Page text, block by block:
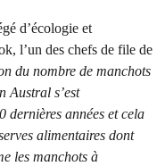
d’écologie et
l’un des chefs de file de
du nombre de manchots
Austral s’est
dernières années et cela
alimentaires dont
les manchots à